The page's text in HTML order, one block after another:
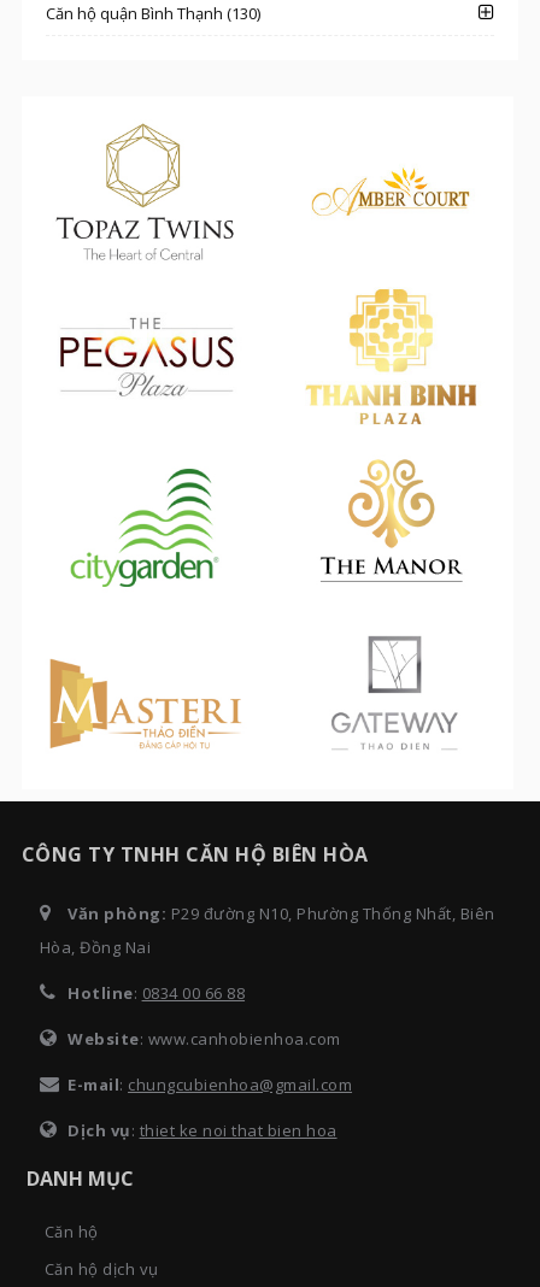
Căn hộ quận Bình Thạnh (130)
CÔNG TY TNHH CĂN HỘ BIÊN HÒA
Văn phòng: P29 đường N10, Phường Thống Nhất, Biên
Hòa, Đồng Nai
Hotline: 0834 00 66 88
Website: www.canhobienhoa.com
E-mail: chungcubienhoa@gmail.com
Dịch vụ: thiet ke noi that bien hoa
DANH MỤC
Căn hộ
Căn hộ dịch vụ